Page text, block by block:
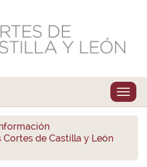
Cortes de Castilla y León